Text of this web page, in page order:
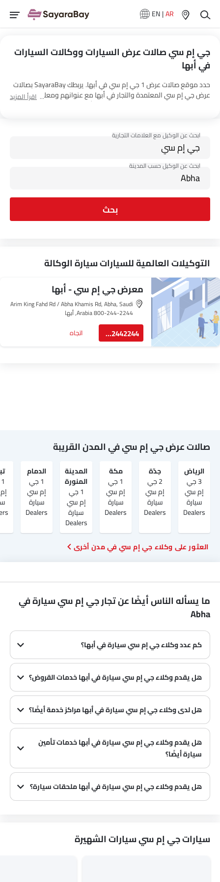
EN|AR
جي إم سي صالات عرض السيارات ووكالات السيارات
في أبها
حدد موقع صالات عرض 1 جي إم سي في أبها. يربطك SayaraBay بصالات
عرض جي إم سي المعتمدة والتجار في أبها مع عنوانهم ومعلومات
الاتصال الكاملة. لمزيد من المعلومات حول أسعار السيارات جي إم سي
اقرأ المزيد
بحث
التوكيلات العالمية للسيارات سيارة الوكالة
معرض جي إم سي - أبها
Arim King Fahd Rd / Abha Khamis Rd, Abha, Saudi
Arabia 800-244-2244, أبها
8002442244 اتجاه
صالات عرض جي إم سي في المدن القريبة
الرياض‎
3 جي
إم سي
سيارة
Dealers
جدّة
2 جي
إم سي
سيارة
Dealers
مكة
1 جي
إم سي
سيارة
Dealers
المدينة
المنورة
1 جي
إم سي
سيارة
Dealers
الدمام
1 جي
إم سي
سيارة
Dealers
العثور على وكلاء جي إم سي في مدن أخرى
ما يسأله الناس أيضًا عن تجار جي إم سي سيارة في
Abha
كم عدد وكلاء جي إم سي سيارة في أبها؟
هل يقدم وكلاء جي إم سي سيارة في أبها خدمات القروض؟
هل لدى وكلاء جي إم سي سيارة في أبها مراكز خدمة أيضًا؟
هل يقدم وكلاء جي إم سي سيارة في أبها خدمات تأمين
سيارة أيضًا؟
هل يقدم وكلاء جي إم سي سيارة في أبها ملحقات سيارة؟
سيارات جي إم سي سيارات الشهيرة